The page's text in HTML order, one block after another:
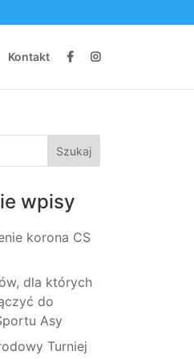
Kontakt
wpisy
korona CS
dla których
do
Asy
Turniej